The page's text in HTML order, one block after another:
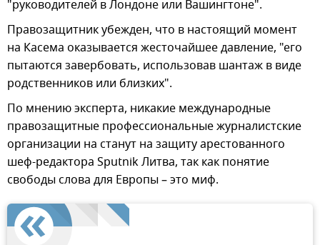
"руководителей в Лондоне или Вашингтоне".
Правозащитник убежден, что в настоящий момент
на Касема оказывается жесточайшее давление, "его
пытаются завербовать, использовав шантаж в виде
родственников или близких".
По мнению эксперта, никакие международные
правозащитные профессиональные журналистские
организации на станут на защиту арестованного
шеф-редактора Sputnik Литва, так как понятие
свободы слова для Европы – это миф.